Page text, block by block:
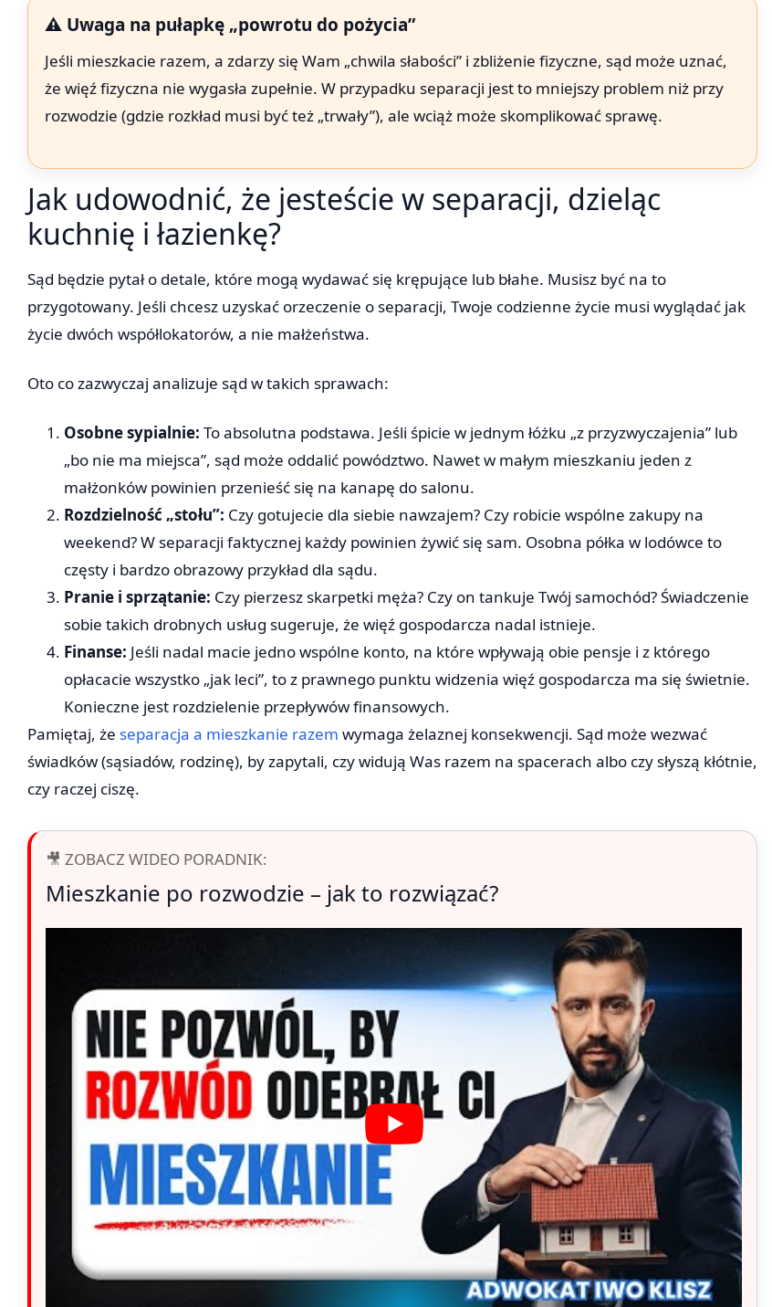
⚠️ Uwaga na pułapkę „powrotu do pożycia”
Jeśli mieszkacie razem, a zdarzy się Wam „chwila słabości” i zbliżenie fizyczne, sąd może uznać,
że więź fizyczna nie wygasła zupełnie. W przypadku separacji jest to mniejszy problem niż przy
rozwodzie (gdzie rozkład musi być też „trwały”), ale wciąż może skomplikować sprawę.
Jak udowodnić, że jesteście w separacji, dzieląc
kuchnię i łazienkę?
Sąd będzie pytał o detale, które mogą wydawać się krępujące lub błahe. Musisz być na to
przygotowany. Jeśli chcesz uzyskać orzeczenie o separacji, Twoje codzienne życie musi wyglądać jak
życie dwóch współlokatorów, a nie małżeństwa.
Oto co zazwyczaj analizuje sąd w takich sprawach:
Osobne sypialnie: To absolutna podstawa. Jeśli śpicie w jednym łóżku „z przyzwyczajenia” lub
„bo nie ma miejsca”, sąd może oddalić powództwo. Nawet w małym mieszkaniu jeden z
małżonków powinien przenieść się na kanapę do salonu.
Rozdzielność „stołu”: Czy gotujecie dla siebie nawzajem? Czy robicie wspólne zakupy na
weekend? W separacji faktycznej każdy powinien żywić się sam. Osobna półka w lodówce to
częsty i bardzo obrazowy przykład dla sądu.
Pranie i sprzątanie: Czy pierzesz skarpetki męża? Czy on tankuje Twój samochód? Świadczenie
sobie takich drobnych usług sugeruje, że więź gospodarcza nadal istnieje.
Finanse: Jeśli nadal macie jedno wspólne konto, na które wpływają obie pensje i z którego
opłacacie wszystko „jak leci”, to z prawnego punktu widzenia więź gospodarcza ma się świetnie.
Konieczne jest rozdzielenie przepływów finansowych.
Pamiętaj, że separacja a mieszkanie razem wymaga żelaznej konsekwencji. Sąd może wezwać
świadków (sąsiadów, rodzinę), by zapytali, czy widują Was razem na spacerach albo czy słyszą kłótnie,
czy raczej ciszę.
🎥 ZOBACZ WIDEO PORADNIK:
Mieszkanie po rozwodzie – jak to rozwiązać?